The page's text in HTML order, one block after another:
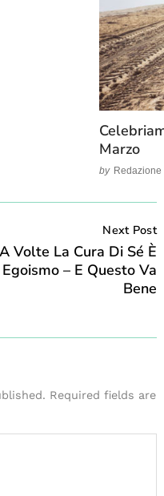
Marzo
by Redazione
Next Post
A Volte La Cura Di Sé È
Egoismo – E Questo Va
Bene
Required fields are